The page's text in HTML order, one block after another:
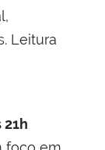
Leitura